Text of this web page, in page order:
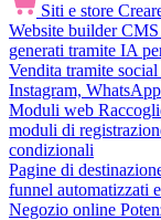
Siti e store
Website builder CMS
generati tramite IA
Vendita tramite social
Instagram,
Moduli web
moduli di
condizionali
Pagine di
funnel automatizzati
Negozio online